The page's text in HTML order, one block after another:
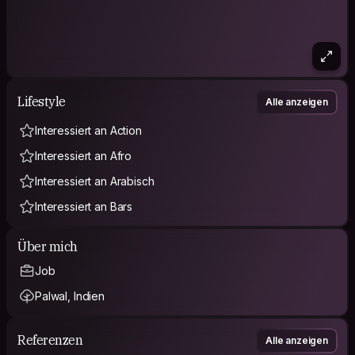
Lifestyle Alle anzeigen
Interessiert an Action
Interessiert an Afro
Interessiert an Arabisch
Interessiert an Bars
Über mich
Job
Palwal, Indien
Referenzen Alle anzeigen